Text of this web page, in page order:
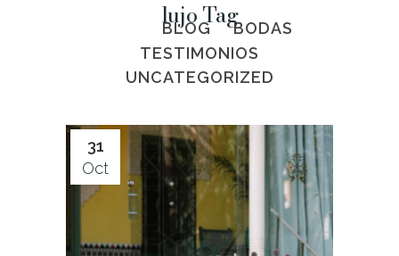
lujo Tag
BLOG
BODAS
TESTIMONIOS
UNCATEGORIZED
31
Oct